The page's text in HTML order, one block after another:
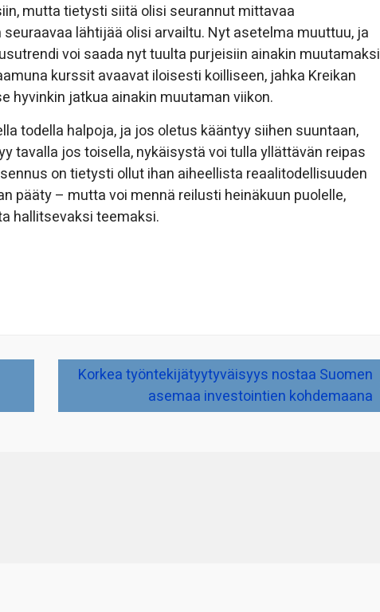
mutta tietysti siitä olisi seurannut mittavaa
lähtijää olisi arvailtu. Nyt asetelma muuttuu, ja
voi saada nyt tuulta purjeisiin ainakin muutamaksi
kurssit avaavat iloisesti koilliseen, jahka Kreikan
hyvinkin jatkua ainakin muutaman viikon.
todella halpoja, ja jos oletus kääntyy siihen suuntaan,
tavalla jos toisella, nykäisystä voi tulla yllättävän reipas
on tietysti ollut ihan aiheellista reaalitodellisuuden
pääty – mutta voi mennä reilusti heinäkuun puolelle,
hallitsevaksi teemaksi.
Korkea työntekijätyytyväisyys nostaa Suomen
asemaa investointien kohdemaana